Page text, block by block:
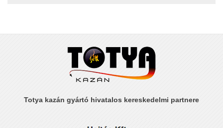
Totya kazán gyártó hivatalos kereskedelmi partnere